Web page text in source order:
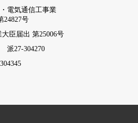
電気通信工事業
24827号
臣届出 第25006号
派27-304270